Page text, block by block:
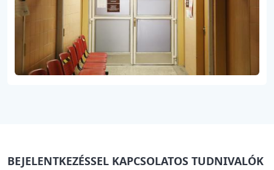
BEJELENTKEZÉSSEL KAPCSOLATOS TUDNIVALÓK